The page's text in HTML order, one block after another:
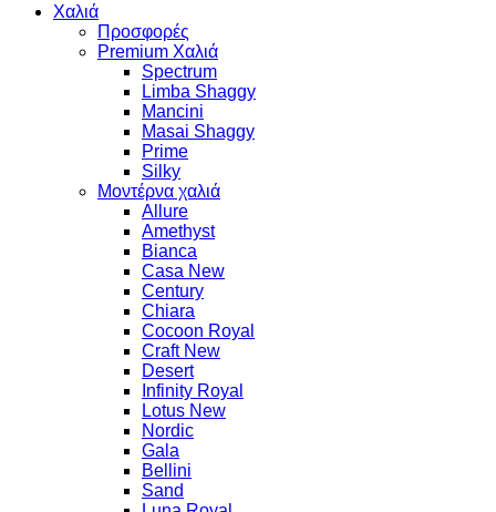
Χαλιά
Προσφορές
Premium Χαλιά
Spectrum
Limba Shaggy
Mancini
Masai Shaggy
Prime
Silky
Μοντέρνα χαλιά
Allure
Amethyst
Bianca
Casa New
Century
Chiara
Cocoon Royal
Craft New
Desert
Infinity Royal
Lotus New
Nordic
Gala
Bellini
Sand